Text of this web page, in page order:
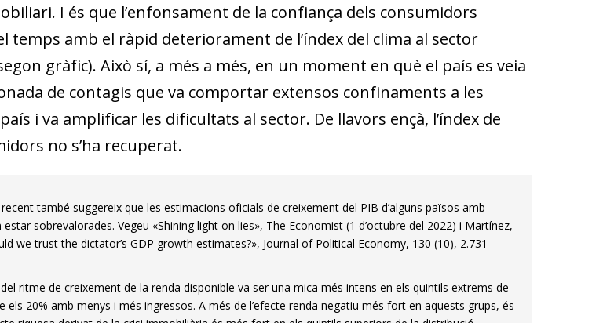
I és que l’enfonsament de la confiança dels consumidors
temps amb el ràpid deteriorament de l’índex del clima al sector
gràfic). Això sí, a més a més, en un moment en què el país es veia
de contagis que va comportar extensos confinaments a les
i va amplificar les dificultats al sector. De llavors ençà, l’índex de
no s’ha recuperat.
també suggereix que les estima­­cions oficials de creixement del PIB d’alguns països amb
sobrevalorades. Vegeu «Shining light on lies», The Economist (1 d’octubre del 2022) i Martínez,
we trust the dictator’s GDP growth estimates?», Journal of Political Economy, 130 (10), 2.731-
del ritme de creixement de la renda disponible va ser una mica més intens en els quintils extrems de
els 20% amb menys i més ingressos. A més de l’efecte renda negatiu més fort en aquests grups, és